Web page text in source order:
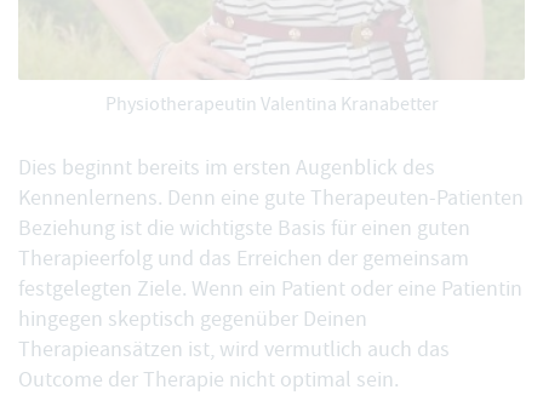
Physiotherapeutin Valentina Kranabetter
Dies beginnt bereits im ersten Augenblick des
Kennenlernens. Denn eine gute Therapeuten-Patienten
Beziehung ist die wichtigste Basis für einen guten
Therapieerfolg und das Erreichen der gemeinsam
festgelegten Ziele. Wenn ein Patient oder eine Patientin
hingegen skeptisch gegenüber Deinen
Therapieansätzen ist, wird vermutlich auch das
Outcome der Therapie nicht optimal sein.